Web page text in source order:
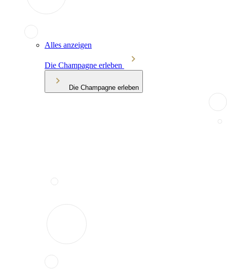
Alles anzeigen
Die Champagne erleben
Die Champagne erleben